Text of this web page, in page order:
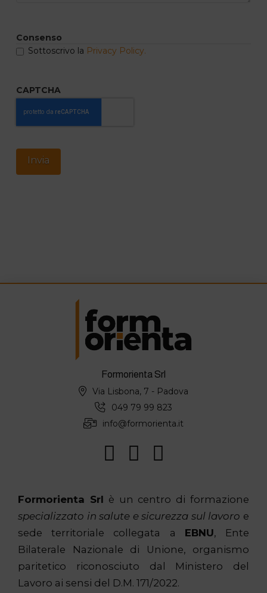
Consenso
Sottoscrivo la Privacy Policy.
CAPTCHA
Formorienta Srl
Via Lisbona, 7 - Padova
049 79 99 823
info@formorienta.it
Formorienta Srl è un centro di formazione
specializzato in salute e sicurezza sul lavoro e
sede territoriale collegata a EBNU, Ente
Bilaterale Nazionale di Unione, organismo
paritetico riconosciuto dal Ministero del
Lavoro ai sensi del D.M. 171/2022.